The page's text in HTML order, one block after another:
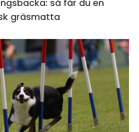
så får du en
gräsmatta